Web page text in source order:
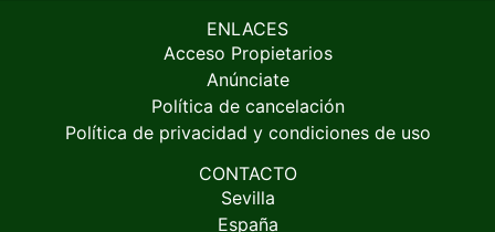
ENLACES
Acceso Propietarios
Anúnciate
Política de cancelación
Política de privacidad y condiciones de uso
CONTACTO
Sevilla
España